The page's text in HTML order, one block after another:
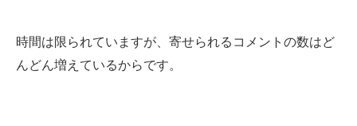
時間は限られていますが、寄せられるコメントの数はど
んどん増えているからです。